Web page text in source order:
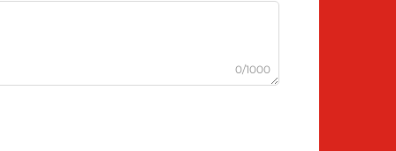
0/1000